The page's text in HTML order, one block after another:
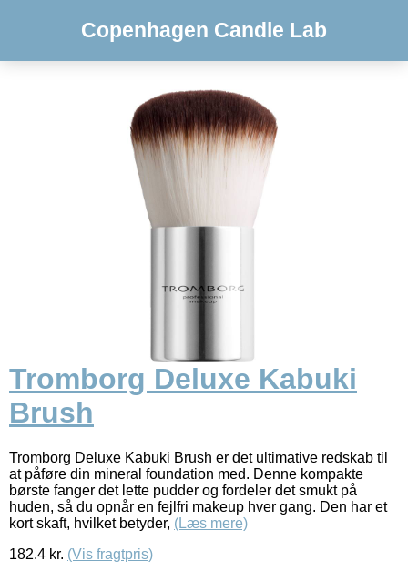
Copenhagen Candle Lab
Tromborg Deluxe Kabuki
Brush
Tromborg Deluxe Kabuki Brush er det ultimative redskab til
at påføre din mineral foundation med. Denne kompakte
børste fanger det lette pudder og fordeler det smukt på
huden, så du opnår en fejlfri makeup hver gang. Den har et
kort skaft, hvilket betyder, (Læs mere)
182.4 kr. (Vis fragtpris)